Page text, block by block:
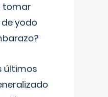
tomar
yodo
últimos